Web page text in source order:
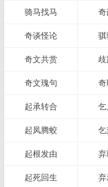
骑马找马 奇
奇谈怪论 骐
奇文共赏 歧
奇文瑰句 奇
起承转合 乞
起凤腾蛟 乞
起根发由 弃
起死回生 弃